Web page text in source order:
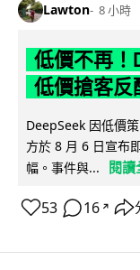
Lawton 8 小時
低價不再
低價搶客反
DeepSeek 因低價
方於 8 月 6 日宣布
幅。事件與...
閱讀
53 16 ↗